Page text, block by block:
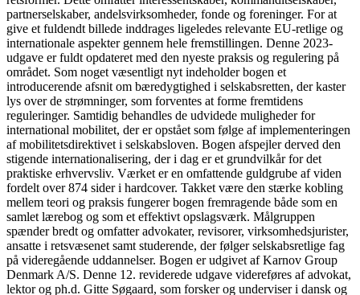
partnerselskaber, andelsvirksomheder, fonde og foreninger. For at
give et fuldendt billede inddrages ligeledes relevante EU-retlige og
internationale aspekter gennem hele fremstillingen. Denne 2023-
udgave er fuldt opdateret med den nyeste praksis og regulering på
området. Som noget væsentligt nyt indeholder bogen et
introducerende afsnit om bæredygtighed i selskabsretten, der kaster
lys over de strømninger, som forventes at forme fremtidens
reguleringer. Samtidig behandles de udvidede muligheder for
international mobilitet, der er opstået som følge af implementeringen
af mobilitetsdirektivet i selskabsloven. Bogen afspejler derved den
stigende internationalisering, der i dag er et grundvilkår for det
praktiske erhvervsliv. Værket er en omfattende guldgrube af viden
fordelt over 874 sider i hardcover. Takket være den stærke kobling
mellem teori og praksis fungerer bogen fremragende både som en
samlet lærebog og som et effektivt opslagsværk. Målgruppen
spænder bredt og omfatter advokater, revisorer, virksomhedsjurister,
ansatte i retsvæsenet samt studerende, der følger selskabsretlige fag
på videregående uddannelser. Bogen er udgivet af Karnov Group
Denmark A/S. Denne 12. reviderede udgave videreføres af advokat,
lektor og ph.d. Gitte Søgaard, som forsker og underviser i dansk og